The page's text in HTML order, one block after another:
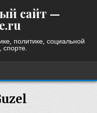
сайт —
политике, социальной
спорте.